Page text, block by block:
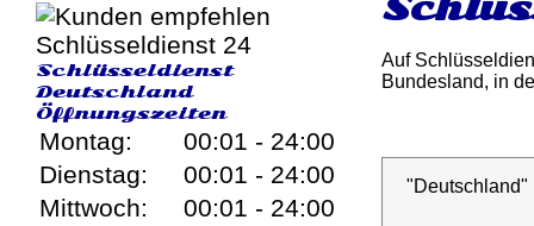
Schlüsseldienst
Deutschland
Öffnungszeiten
Montag:
00:01 - 24:00
Dienstag:
00:01 - 24:00
Mittwoch:
00:01 - 24:00
Auf
Bundesland, in
"Deutschland"